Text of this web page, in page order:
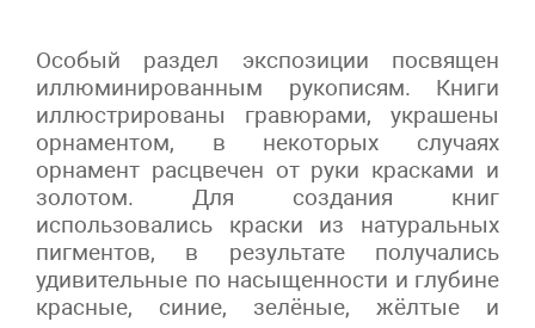
Особый раздел экспозиции посвящен
иллюминированным рукописям. Книги
иллюстрированы гравюрами, украшены
орнаментом, в некоторых случаях
орнамент расцвечен от руки красками и
золотом. Для создания книг
использовались краски из натуральных
пигментов, в результате получались
удивительные по насыщенности и глубине
красные, синие, зелёные, жёлтые и